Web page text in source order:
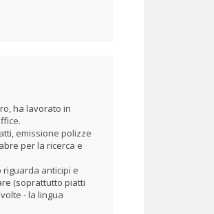
ha lavorato in
emissione polizze
per la ricerca e
riguarda anticipi e
(soprattutto piatti
- la lingua